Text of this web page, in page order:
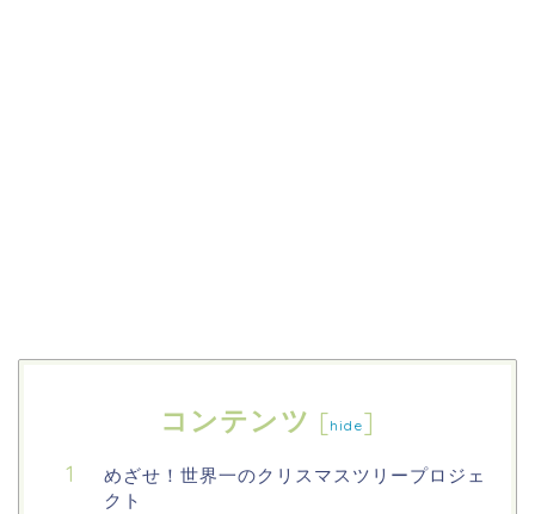
コンテンツ [hide]
めざせ！世界一のクリスマスツリープロジェ
クト